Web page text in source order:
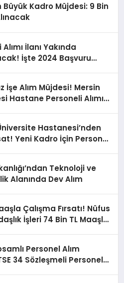
Büyük Kadro Müjdesi: 9 Bin
Alımı İlanı Yakında
İşte 2024 Başvuru
İşe Alım Müjdesi! Mersin
Hastane Personeli Alımı
Hastanesi’nden
Yeni Kadro İçin Personel
Teknoloji ve
Alanında Dev Alım
Çalışma Fırsatı! Nüfus
İşleri 74 Bin TL Maaşla
Personel Alım
34 Sözleşmeli Personel